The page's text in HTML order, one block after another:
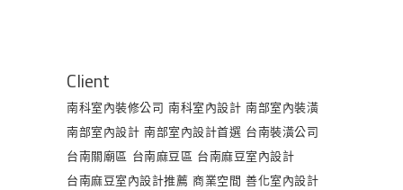
Client
南科室內裝修公司 南科室內設計 南部室內裝潢
南部室內設計 南部室內設計首選 台南裝潢公司
台南關廟區 台南麻豆區 台南麻豆室內設計
台南麻豆室內設計推薦 商業空間 善化室內設計